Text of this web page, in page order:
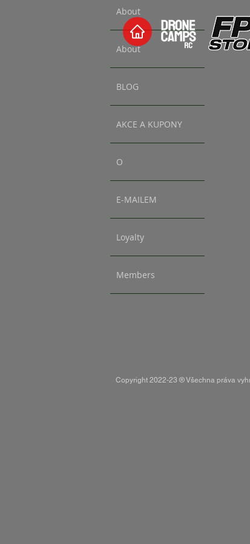
About
About
BLOG
AKCE A KUPONY
O
E-MAILEM
Loyalty
Members
Copyright 2022-23 ® Všechna práva